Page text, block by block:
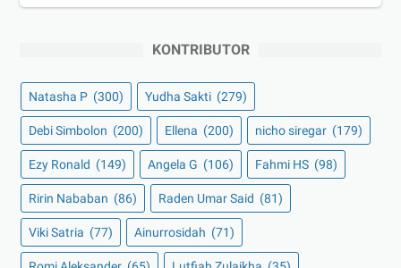
KONTRIBUTOR
Natasha P (300) Yudha Sakti (279)
Debi Simbolon (200) Ellena (200) nicho siregar (179)
Ezy Ronald (149) Angela G (106) Fahmi HS (98)
Ririn Nababan (86) Raden Umar Said (81)
Viki Satria (77) Ainurrosidah (71)